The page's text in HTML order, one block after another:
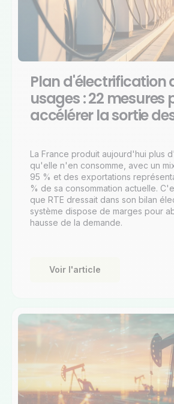
Plan d'électrification
usages : 22 mesures
accélérer la sortie
La France produit aujourd'hui plus
qu'elle n'en consomme, avec un
95 % et des exportations
% de sa consommation actuelle.
que RTE dressait dans son bilan
système dispose de marges pour
hausse de la demande.
Voir l'article